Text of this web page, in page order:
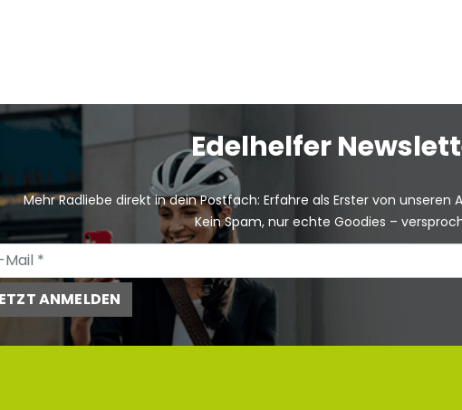
Edelhelfer
Mehr Radliebe direkt in dein Postfach: Erfahre als Erster von unseren
Kein Spam, nur echte Goodies –
ANMELDEN